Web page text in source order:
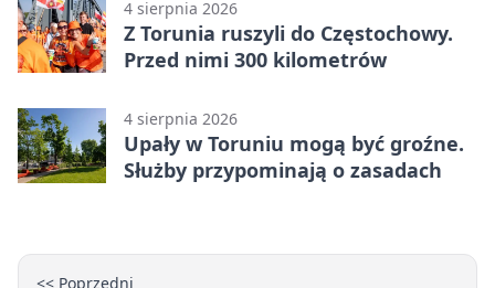
4 sierpnia 2026
Z Torunia ruszyli do Częstochowy.
Przed nimi 300 kilometrów
4 sierpnia 2026
Upały w Toruniu mogą być groźne.
Służby przypominają o zasadach
<< Poprzedni